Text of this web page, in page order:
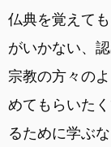
仏典を覚えて
がいかない、
宗教の方々の
めてもらいた
るために学ぶ